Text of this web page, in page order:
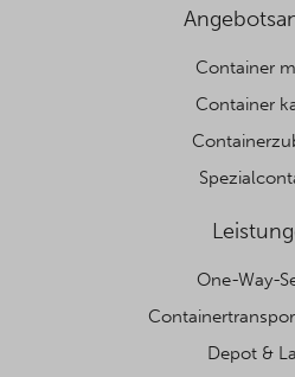
Container
Container
One-Way-
Depot &